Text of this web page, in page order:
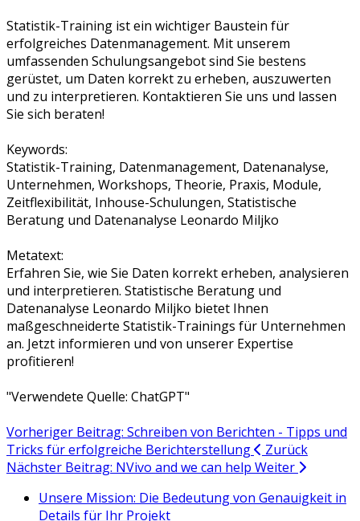
Statistik-Training ist ein wichtiger Baustein für
erfolgreiches Datenmanagement. Mit unserem
umfassenden Schulungsangebot sind Sie bestens
gerüstet, um Daten korrekt zu erheben, auszuwerten
und zu interpretieren. Kontaktieren Sie uns und lassen
Sie sich beraten!
Keywords:
Statistik-Training, Datenmanagement, Datenanalyse,
Unternehmen, Workshops, Theorie, Praxis, Module,
Zeitflexibilität, Inhouse-Schulungen, Statistische
Beratung und Datenanalyse Leonardo Miljko
Metatext:
Erfahren Sie, wie Sie Daten korrekt erheben, analysieren
und interpretieren. Statistische Beratung und
Datenanalyse Leonardo Miljko bietet Ihnen
maßgeschneiderte Statistik-Trainings für Unternehmen
an. Jetzt informieren und von unserer Expertise
profitieren!
"Verwendete Quelle: ChatGPT"
Vorheriger Beitrag: Schreiben von Berichten - Tipps und
Tricks für erfolgreiche Berichterstellung
Zurück
Nächster Beitrag: NVivo and we can help Weiter
Unsere Mission: Die Bedeutung von Genauigkeit in
Details für Ihr Projekt